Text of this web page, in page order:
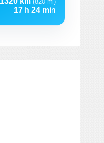
(820 mi)
17 h 24 min